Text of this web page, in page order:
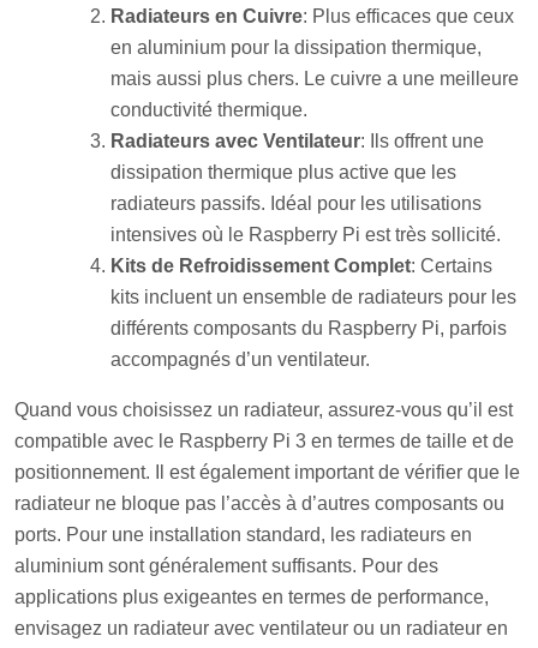
Radiateurs en Cuivre: Plus efficaces que ceux
en aluminium pour la dissipation thermique,
mais aussi plus chers. Le cuivre a une meilleure
conductivité thermique.
Radiateurs avec Ventilateur: Ils offrent une
dissipation thermique plus active que les
radiateurs passifs. Idéal pour les utilisations
intensives où le Raspberry Pi est très sollicité.
Kits de Refroidissement Complet: Certains
kits incluent un ensemble de radiateurs pour les
différents composants du Raspberry Pi, parfois
accompagnés d’un ventilateur.
Quand vous choisissez un radiateur, assurez-vous qu’il est
compatible avec le Raspberry Pi 3 en termes de taille et de
positionnement. Il est également important de vérifier que le
radiateur ne bloque pas l’accès à d’autres composants ou
ports. Pour une installation standard, les radiateurs en
aluminium sont généralement suffisants. Pour des
applications plus exigeantes en termes de performance,
envisagez un radiateur avec ventilateur ou un radiateur en